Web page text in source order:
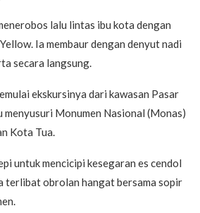
lalu lintas ibu kota dengan
Ia membaur dengan denyut nadi
secara langsung.
ekskursinya dari kawasan Pasar
menyusuri Monumen Nasional (Monas)
Kota Tua.
untuk mencicipi kesegaran es cendol
terlibat obrolan hangat bersama sopir